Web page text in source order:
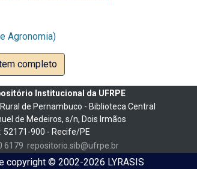
Agronomia)
completo
Institucional da UFRPE
de Pernambuco - Biblioteca Central
de Medeiros, s/n, Dois Irmãos
52171-900 - Recife/PE
6179 repositorio.sib@ufrpe.br
copyright © 2002-2026 LYRASIS